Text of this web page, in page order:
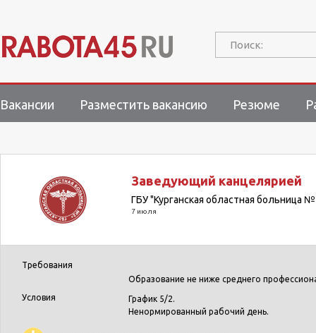
Поиск:
Вакансии Разместить вакансию Резюме
Заведующий канцелярией
ГБУ "Курганская областная больница
7 июля
Требования
Образование не ниже среднего
Условия
График 5/2.
Ненормированный рабочий день.